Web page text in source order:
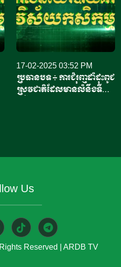
គណៈកម្មាធិការគោលនយោបាយ
សេដ្ឋកិច្ច និងហិរញ្ញវត្ថុ ដើម្បី
ពិនិត្យ និងពិភាក្សាលើសេចក្តី
ព្រាងផែនការយុទ្ធសាស្ត្រ
អភិវឌ្ឍន៍ជាតិ ដោយមានការ
អញ្ជើញចូលរួមពីឯកឧត្តម
ឧបនាយករដ្ឋមន្ត្រី, ឯកឧត្តម
យោងតាមសេចក្តីប្រកាសព័ត៌មាន
សេដ្ឋកិច្ច និងហិរញ្ញវត្ថុបានឱ្យ
រដ្ឋាភិបាលនីតិកាលទី៧ នៃ
រដ្ឋសភា ឬហៅកាត់ថា
“ផ.យ.អ.ជ”ត្រូវបានរៀបចំឡើង
17-02-2025 03:52 PM
ប្រធានបទ ៖ ការជំរុញដាំដុះពូជ
ស្រូវជាតិដែលមានលំនឹងទី
Us
Reserved ARDB TV